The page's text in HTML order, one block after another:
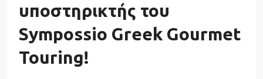
υποστηρικτής του
Sympossio Greek Gourmet
Touring!